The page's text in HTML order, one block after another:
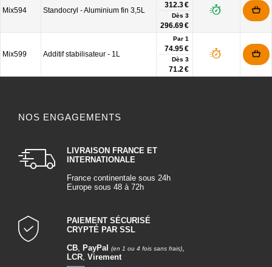
Mix594 Standocryl - Aluminium fin 3,5L
312.3 €
Dès 3
296.69 €
Mix599 Additif stabilisateur - 1L
Par 1
74.95 €
Dès 3
71.2 €
NOS ENGAGEMENTS
LIVRAISON FRANCE ET
INTERNATIONALE
France continentale sous 24h
Europe sous 48 à 72h
PAIEMENT SÉCURISÉ
CRYPTÉ PAR SSL
CB, PayPal (en 1 ou 4 fois sans frais),
LCR, Virement